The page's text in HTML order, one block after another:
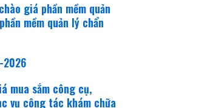
giá phần mềm quản
mềm quản lý chẩn
2026
mua sắm công cụ,
vụ công tác khám chữa